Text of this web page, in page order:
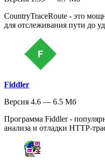
CountryTraceRoute - это
для отслеживания пути до
Fiddler
Версия 4.6 — 6.5 Мб
Программа Fiddler -
анализа и отладки HTTP-